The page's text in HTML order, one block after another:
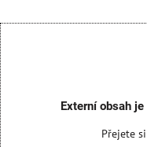
Externí obsah
Přejete